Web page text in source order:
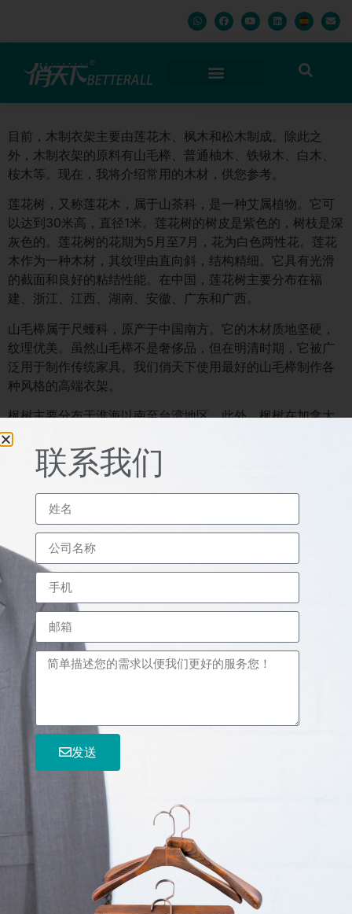
目前，木制衣架主要由莲花木、枫木和松木制成。除此之
外，木制衣架的原料有山毛榉、普通柚木、铁锹木、白木、
桉木等。现在，我将介绍常用的木材，供您参考。
莲花树，又称莲花木，属于山茶科，是一种艾属植物。它可
以达到30米高，直径1米。莲花树的树皮是紫色的，树枝是深
灰色的。莲花树的花期为5月至7月，花为白色两性花。莲花
木作为一种木材，其纹理由直向斜，结构精细。它具有光滑
的截面和良好的粘结性能。在中国，莲花树主要分布在福
建、浙江、江西、湖南、安徽、广东和广西。
山毛榉属于尺蠖科，原产于中国南方。它的木材质地坚硬，
纹理优美。虽然山毛榉不是奢侈品，但在明清时期，它被广
泛用于制作传统家具。我们俏天下使用最好的山毛榉制作各
种风格的高端衣架。
枫树主要分布于淮海以南至台湾地区。此外，枫树在加拿大
也很有名。枫木由于其良好的油漆性能和粘接性能，经常用
于制作各种日常用品，尤其是木地板。
俏天下是中国一家专业的衣架制造商，我们的产品出口到世
界各地，包括欧洲、东亚等。我们有多种衣架，欢迎您的垂
联系我们
桂林俏天下家居用品集团有限公司
中国广西桂林市荔浦市桥富工业园9号
邮箱：sales@betterallgroup.com
联系我们
发送